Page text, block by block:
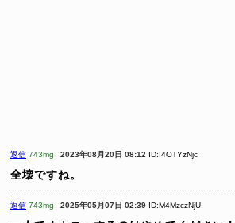
返信 743mg 2023年08月20日 08:12 ID:I4OTYzNjc
全壊ですね。
返信 743mg 2025年05月07日 02:39 ID:M4MzczNjU